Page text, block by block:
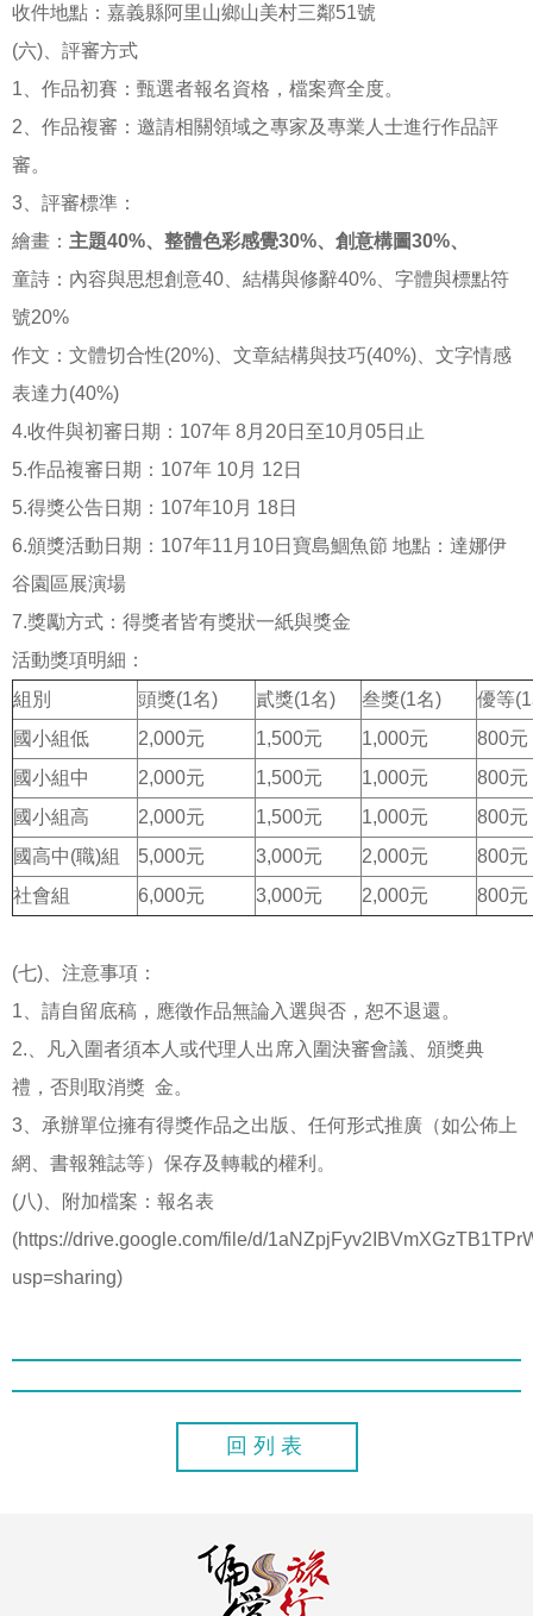
收件地點：嘉義縣阿里山鄉山美村三鄰51號
(六)、評審方式
1、作品初賽：甄選者報名資格，檔案齊全度。
2、作品複審：邀請相關領域之專家及專業人士進行作品評
審。
3、評審標準：
繪畫： 主題40%、整體色彩感覺30%、創意構圖30%、
童詩：內容與思想創意40、結構與修辭40%、字體與標點符
號20%
作文：文體切合性(20%)、文章結構與技巧(40%)、文字情感
表達力(40%)
4.收件與初審日期：107年 8月20日至10月05日止
5.作品複審日期：107年 10月 12日
5.得獎公告日期：107年10月 18日
6.頒獎活動日期：107年11月10日寶島鯝魚節 地點：達娜伊
谷園區展演場
7.獎勵方式：得獎者皆有獎狀一紙與獎金
活動獎項明細：
組別
頭獎(1名) 貳獎(1名) 叁獎(1名)
優等
國小組低
2,000元 1,500元 1,000元
800元
國小組中
2,000元 1,500元 1,000元
800元
國小組高
2,000元 1,500元 1,000元
800元
國高中(職)組
5,000元 3,000元 2,000元
800元
社會組
6,000元 3,000元 2,000元 800元
(七)、注意事項：
1、請自留底稿，應徵作品無論入選與否，恕不退還。
2.、凡入圍者須本人或代理人出席入圍決審會議、頒獎典
禮，否則取消獎 金。
3、承辦單位擁有得獎作品之出版、任何形式推廣（如公佈上
網、書報雜誌等）保存及轉載的權利。
(八)、附加檔案： 報名表
(https://drive.google.com/file/d/
usp=sharing)
回列表